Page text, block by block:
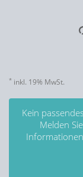
* inkl. 19% MwSt.
Kein
Melden